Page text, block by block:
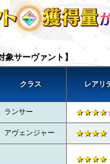
象サーヴァント】
クラス レアリ
ランサー
アヴェンジャー ★★★★
★★★★